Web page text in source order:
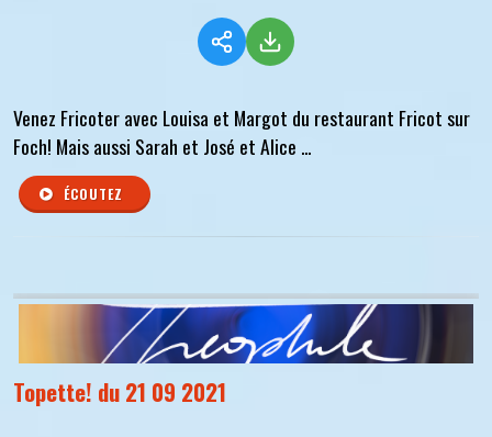
Venez Fricoter avec Louisa et Margot du restaurant Fricot sur
Foch! Mais aussi Sarah et José et Alice ...
ÉCOUTEZ
Topette! du 21 09 2021